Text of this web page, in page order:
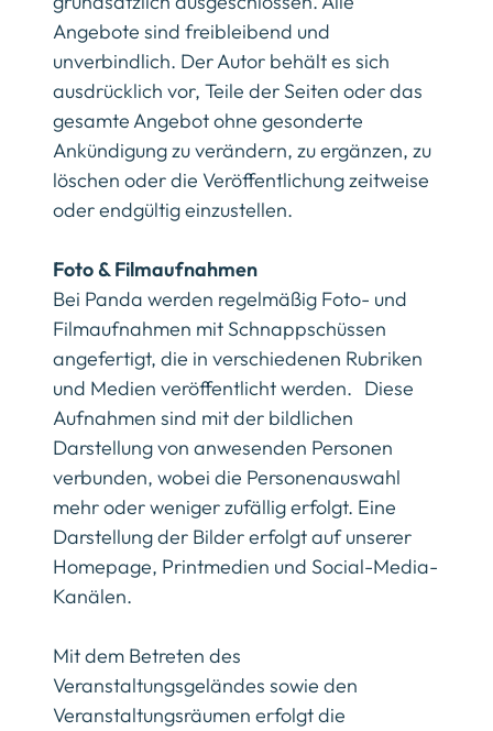
Angebote sind freibleibend und
unverbindlich. Der Autor behält es sich
ausdrücklich vor, Teile der Seiten oder das
gesamte Angebot ohne gesonderte
Ankündigung zu verändern, zu ergänzen, zu
löschen oder die Veröffentlichung zeitweise
oder endgültig einzustellen.
Foto & Filmaufnahmen
Bei Panda werden regelmäßig Foto- und
Filmaufnahmen mit Schnappschüssen
angefertigt, die in verschiedenen Rubriken
und Medien veröffentlicht werden. Diese
Aufnahmen sind mit der bildlichen
Darstellung von anwesenden Personen
verbunden, wobei die Personenauswahl
mehr oder weniger zufällig erfolgt. Eine
Darstellung der Bilder erfolgt auf unserer
Homepage, Printmedien und Social-Media-
Kanälen.
Mit dem Betreten des
Veranstaltungsgeländes sowie den
Veranstaltungsräumen erfolgt die